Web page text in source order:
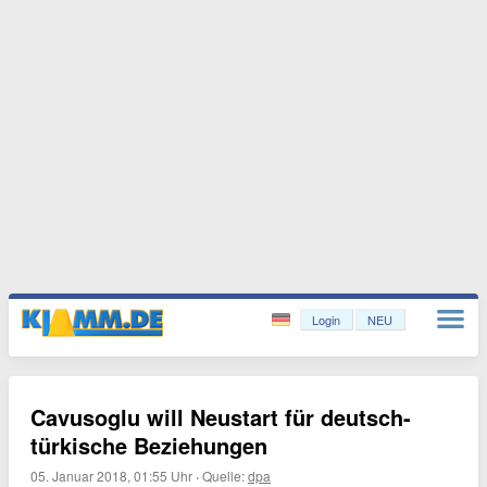
Login NEU
Cavusoglu will Neustart für deutsch-
türkische Beziehungen
05. Januar 2018, 01:55 Uhr ·Quelle:dpa